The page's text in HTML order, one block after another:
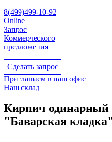
8(499)499-10-92
Online
Запрос
Коммерческого
предложения
Сделать запрос
Приглашаем в наш офис
Наш склад
Кирпич одинарный
"Баварская